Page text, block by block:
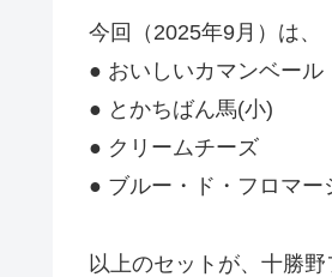
今回（2025年9月）は、
● おいしいカマンベール
● とかちばん馬(小)
● クリームチーズ
● ブルー・ド・フロマー
以上のセットが、十勝